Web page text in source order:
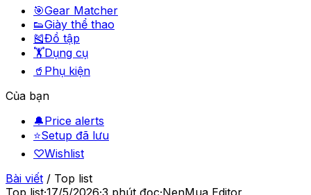
🎯Gear Matcher
👟Giày thể thao
🎽Đồ tập
🏋️Dụng cụ
🥤 Phụ kiện
Của bạn
🔔Price alerts
⭐Setup đã lưu
♡Wishlist
Bài viết / Top list
Top list·17/5/2026·3 phút đọc·NenMua Editor